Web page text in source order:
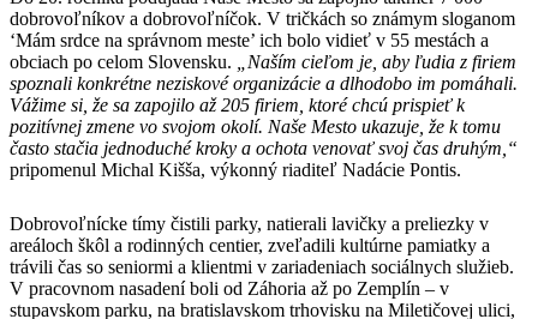
dobrovoľníkov a dobrovoľníčok. V tričkách so známym sloganom
‘Mám srdce na správnom meste’ ich bolo vidieť v 55 mestách a
obciach po celom Slovensku.
„Naším cieľom je, aby ľudia z firiem
spoznali konkrétne neziskové organizácie a dlhodobo im pomáhali.
Vážime si, že sa zapojilo až 205 firiem, ktoré chcú prispieť k
pozitívnej zmene vo svojom okolí. Naše Mesto ukazuje, že k tomu
často stačia jednoduché kroky a ochota venovať svoj čas druhým,“
pripomenul Michal Kišša, výkonný riaditeľ Nadácie Pontis.
Dobrovoľnícke tímy čistili parky, natierali lavičky a preliezky v
areáloch škôl a rodinných centier, zveľadili kultúrne pamiatky a
trávili čas so seniormi a klientmi v zariadeniach sociálnych služieb.
V pracovnom nasadení boli od Záhoria až po Zemplín – v
stupavskom parku, na bratislavskom trhovisku na Miletičovej ulici,